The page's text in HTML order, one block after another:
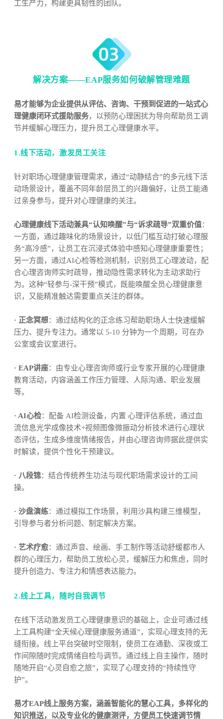
工生产力，构建更具韧性的团队。
解决方案——EAP服务如何破解管理难题
易才能够为企业提供从评估、咨询、干预到促进的一站式心
理健康闭环式援助服务，以预防心理困扰为导向帮助员工调
节并缓解心理压力，提升员工心理健康水平。
1.线下活动，激发员工关注
针对职场心理健康管理需求，通过“动静结合”的多元线下活
动场景设计，覆盖不同年龄层员工的兴趣偏好，让员工能通
过亲身参与，提升对心理健康的关注。
心理健康线下活动兼具“认知唤醒”与“诉求疏导”双重价值：
一方面，通过趣味化的场景设计，以低门槛互动打破心理服
务“高冷感”，让员工在沉浸式体验中感知心理健康重要性；
另一方面，通过AI心检等检测机制，识别员工心理波动，配
合心理咨询师实时疏导，推动隐性需求转化为主动求助行
为。这种“轻参与-深干预”模式，既能唤醒全员心理健康意
识，又能精准触达需要重点关注的群体。
· 正念冥想：通过结构化的正念练习帮助职场人士快速缓解
压力、提升专注力。通常以 5-10 分钟为一个周期，可在办
公室或会议室进行。
· EAP讲座：由专业心理咨询师或行业专家开展的心理健康
教育活动，内容涵盖工作压力管理、人际沟通、职业发展
等。
· AI心检：配备 AI检测设备，内置 心理评估系统，通过血
流信息光学成像技术+视频图像微振动分析技术进行心理状
态评估，生成多维度情绪报告，并由心理咨询师据此提供实
时解读，提供个性化干预建议。
· 八段锦：结合传统养生功法与现代职场需求设计的工间
操。
· 沙盘演练：通过模拟工作场景，利用沙具构建三维模型，
引导参与者分析问题、制定解决方案。
· 艺术疗愈：通过声音、绘画、手工制作等活动舒缓都市人
群的心理压力，帮助员工放松心灵，缓解压力和焦虑，同时
提升创造力、专注力和情感表达能力。
2.线上工具，随时自我调节
在线下活动激发员工心理健康意识的基础上，企业可通过线
上工具构建“全天候心理健康服务通道”，实现心理支持的无
缝衔接。线上平台突破时空限制，使员工在通勤、深夜或工
作间隙随时完成情绪自检与调节。通过线上自主操作，随时
随地开启“心灵自愈之旅”，实现了心理支持的“持续性守
护”。
易才EAP线上服务方案，涵盖智能化的慧心工具，多样化的
知识推送，以及专业化的健康测评，方便员工快速调节情